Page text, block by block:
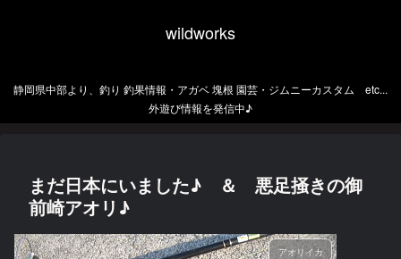
wildworks
静岡県中部より、釣り 釣果情報・アガベ 塊根 園芸・ジムニーカスタム etc...
外遊び情報を発信中♪
まだ日本にいました♪ ＆ 悪足掻きの御
前崎アオリ♪
アオリイカ